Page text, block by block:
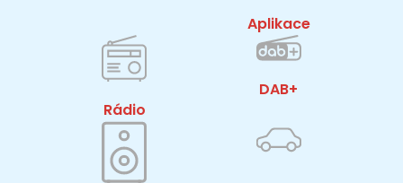
Aplikace
Rádio
DAB+